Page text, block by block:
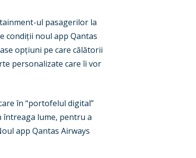
ul pasagerilor la
condiții noul app Qantas
opțiuni pe care călătorii
personalizate care îi vor
în “portofelul digital”
întreaga lume, pentru a
app Qantas Airways